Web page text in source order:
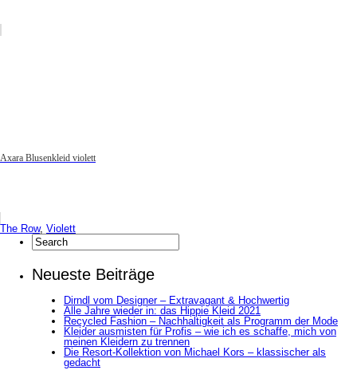
Axara Blusenkleid violett
The Row, Violett
Neueste Beiträge
Dirndl vom Designer – Extravagant & Hochwertig
Alle Jahre wieder in: das Hippie Kleid 2021
Recycled Fashion – Nachhaltigkeit als Programm der Mode
Kleider ausmisten für Profis – wie ich es schaffe, mich von
meinen Kleidern zu trennen
Die Resort-Kollektion von Michael Kors – klassischer als
gedacht